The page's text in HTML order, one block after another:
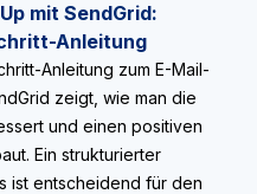
mit SendGrid:
Anleitung
Anleitung zum E-Mail-
zeigt, wie man die
und einen positiven
Ein strukturierter
ist entscheidend für den